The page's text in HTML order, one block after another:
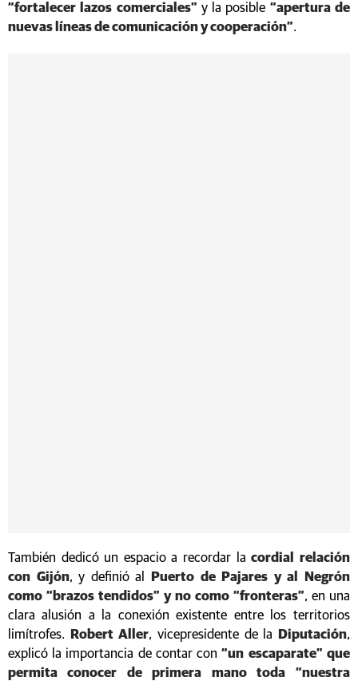
“fortalecer lazos comerciales” y la posible “apertura de
nuevas líneas de comunicación y cooperación”.
También dedicó un espacio a recordar lacordial relación
con Gijón, y definió al
Puerto de Pajares y al Negrón
como “brazos tendidos” y no como “fronteras”, en una
clara alusión a la conexión existente entre los territorios
limítrofes.
Robert Aller, vicepresidente de la Diputación,
explicó la importancia de contar con“un escaparate” que
permita conocer de primera mano toda “nuestra